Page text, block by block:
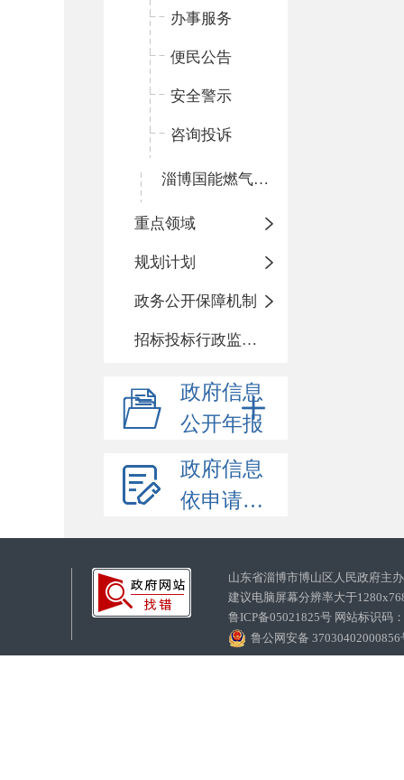
办事服务
便民公告
安全警示
咨询投诉
淄博国能燃气有限公司
重点领域
规划计划
政务公开保障机制
招标投标行政监督责任清单
政府信息
公开年报
政府信息
依申请公开
山东省淄博市博山区人民政府
建议电脑屏幕分辨率大于
鲁ICP备05021825号 网站标识码
鲁公网安备 37030402000856